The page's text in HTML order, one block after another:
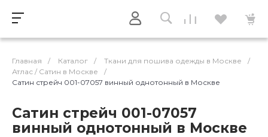
Главная / Каталог / Ткани для пошива одежды в Москве
/
Атлас / Cатин в Москве
/
Сатин стрейч 001-07057 винный однотонный в Москве
Сатин стрейч 001-07057
винный однотонный в Москве